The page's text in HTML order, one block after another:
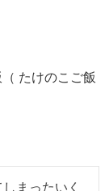
たけのこご飯
まったいく